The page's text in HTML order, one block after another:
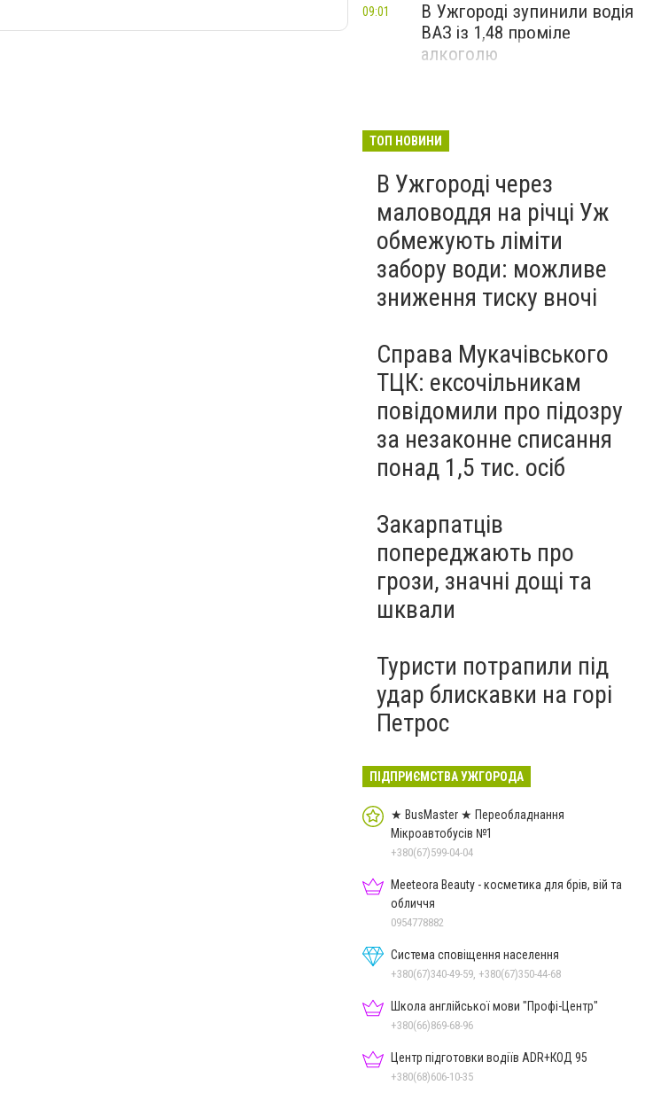
В Ужгороді зупинили водія
ВАЗ із 1,48 проміле
алкоголю
09:01
ТОП НОВИНИ
В Ужгороді через
маловоддя на річці Уж
обмежують ліміти
забору води: можливе
зниження тиску вночі
Справа Мукачівського
ТЦК: ексочільникам
повідомили про підозру
за незаконне списання
понад 1,5 тис. осіб
Закарпатців
попереджають про
грози, значні дощі та
шквали
Туристи потрапили під
удар блискавки на горі
Петрос
ПІДПРИЄМСТВА УЖГОРОДА
★ BusMaster ★ Переобладнання
Мікроавтобусів №1
+380(67)599-04-04
Meeteora Beauty - косметика для брів, вій та
обличчя
0954778882
Система сповіщення населення
+380(67)340-49-59, +380(67)350-44-68
Школа англійської мови "Профі-Центр"
+380(66)869-68-96
Центр підготовки водіїв ADR+КОД 95
+380(68)606-10-35